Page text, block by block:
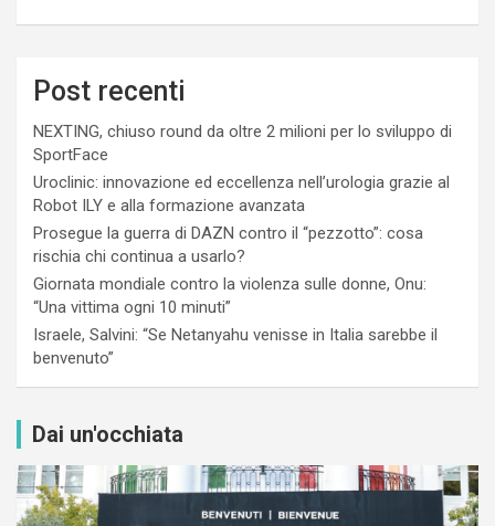
Post recenti
NEXTING, chiuso round da oltre 2 milioni per lo sviluppo di
SportFace
Uroclinic: innovazione ed eccellenza nell’urologia grazie al
Robot ILY e alla formazione avanzata
Prosegue la guerra di DAZN contro il “pezzotto”: cosa
rischia chi continua a usarlo?
Giornata mondiale contro la violenza sulle donne, Onu:
“Una vittima ogni 10 minuti”
Israele, Salvini: “Se Netanyahu venisse in Italia sarebbe il
benvenuto”
Dai un'occhiata